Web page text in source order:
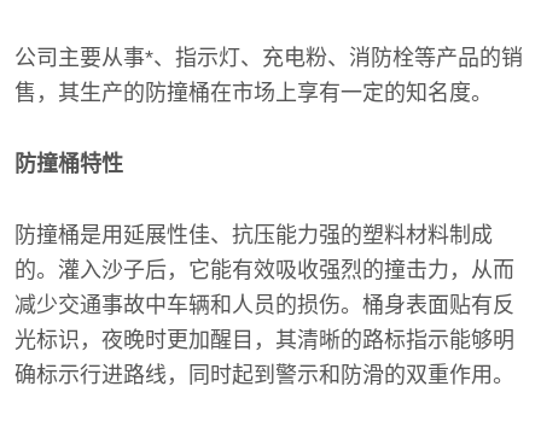
公司主要从事*、指示灯、充电粉、消防栓等产品的销
售，其生产的防撞桶在市场上享有一定的知名度。
防撞桶特性
防撞桶是用延展性佳、抗压能力强的塑料材料制成
的。灌入沙子后，它能有效吸收强烈的撞击力，从而
减少交通事故中车辆和人员的损伤。桶身表面贴有反
光标识，夜晚时更加醒目，其清晰的路标指示能够明
确标示行进路线，同时起到警示和防滑的双重作用。